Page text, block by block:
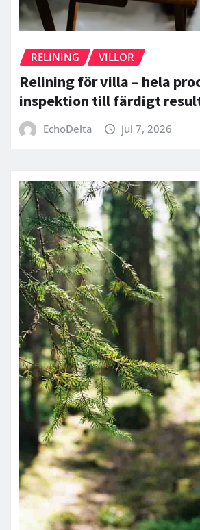
RELINING VILLOR
Relining för villa – hela
inspektion till färdigt
EchoDelta jul 7, 2026